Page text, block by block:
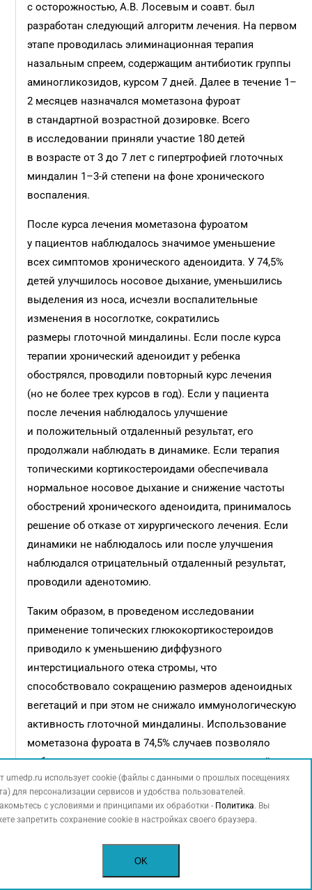
с осторожностью, А.В. Лосевым и соавт. был
разработан следующий алгоритм лечения. На первом
этапе проводилась элиминационная терапия
назальным спреем, содержащим антибиотик группы
аминогликозидов, курсом 7 дней. Далее в течение 1–
2 месяцев назначался мометазона фуроат
в стандартной возрастной дозировке. Всего
в исследовании приняли участие 180 детей
в возрасте от 3 до 7 лет с гипертрофией глоточных
миндалин 1–3-й степени на фоне хронического
воспаления.
После курса лечения мометазона фуроатом
у пациентов наблюдалось значимое уменьшение
всех симптомов хронического аденоидита. У 74,5%
детей улучшилось носовое дыхание, уменьшились
выделения из носа, исчезли воспалительные
изменения в носоглотке, сократились
размеры глоточной миндалины. Если после курса
терапии хронический аденоидит у ребенка
обострялся, проводили повторный курс лечения
(но не более трех курсов в год). Если у пациента
после лечения наблюдалось улучшение
и положительный отдаленный результат, его
продолжали наблюдать в динамике. Если терапия
топическими кортикостероидами обеспечивала
нормальное носовое дыхание и снижение частоты
обострений хронического аденоидита, принималось
решение об отказе от хирургического лечения. Если
динамики не наблюдалось или после улучшения
наблюдался отрицательный отдаленный результат,
проводили аденотомию.
Таким образом, в проведеном исследовании
применение топических глюкокортикостероидов
приводило к уменьшению диффузного
интерстициального отека стромы, что
способствовало сокращению размеров аденоидных
вегетаций и при этом не снижало иммунологическую
активность глоточной миндалины. Использование
мометазона фуроата в 74,5% случаев позволяло
добиться купирования клинических проявлений
хронического аденоидита, что позволило
рекомендовать его для лечения гипертрофии
аденоидов в качестве альтернативы оперативному
КЛЮЧЕВЫЕ СЛОВА: воспаление, пазухи, нос, риносинуситы,
umedp.ru использует cookie (файлы с данными о прошлых посещениях
для персонализации сервисов и удобства пользователей.
с условиями и принципами их обработки - Политика. Вы
запретить сохранение cookie в настройках своего браузера.
OK